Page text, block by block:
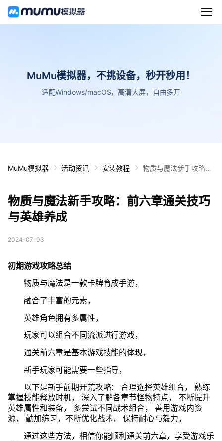
MuMu模拟器，不挑设备，秒开秒用！
适配Windows/macOS，高清大屏，自由多开
MuMu模拟器 活动资讯 安装教程
物质与魔法新手攻略：
物质与魔法新手攻略：前六章通关技巧
与英雄养成
2024-07-03
初期游戏攻略总结
物质与魔法是一款卡牌育成手游，
融合了丰富的元素，
英雄角色拥有多属性，
玩家可以组合不同流派进行游戏，
通关前六章是基本游戏技能的体现，
新手玩家可能需要一些指导，
以下是新手前期开荒攻略： 合理选择英雄组合， 熟练
掌握技能释放时机， 深入了解各章节怪物特点， 不断提升
英雄属性和装备， 多尝试不同战术组合， 善用游戏内资
源， 勤加练习，不断优化战术， 保持耐心与毅力，
通过这些方法，相信你能顺利通关前六章，享受游戏乐